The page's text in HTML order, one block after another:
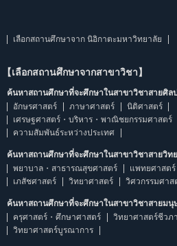
เลือกสถานศึกษาจาก นิอิกาตะมหาวิทยาลัย
【เลือกสถานศึกษาจากสาขาวิชา】
ค้นหาสถานศึกษาที่จะศึกษาในสาขาวิชาสายศิล
อักษรศาสตร์
ภาษาศาสตร์
นิติศาสตร์
เศรษฐศาสตร์・บริหาร・พาณิชยกรรมศาสตร์
ความสัมพันธ์ระหว่างประเทศ
ค้นหาสถานศึกษาที่จะศึกษาในสาขาวิชาสายวิท
พยาบาล・สาธารณสุขศาสตร์
แพทยศาสต
เภสัชศาสตร์
วิทยาศาสตร์ วิศวกรรมศาส
ค้นหาสถานศึกษาที่จะศึกษาในสาขาวิชาสายมนุ
ครุศาสตร์・ศึกษาศาสตร์
วิทยาศาสตร์ชีวภ
วิทยาศาสตร์บูรณาการ